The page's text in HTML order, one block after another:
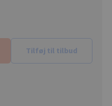
Tilføj til tilbud